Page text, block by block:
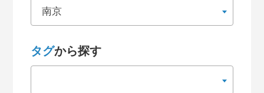
南京
タグから探す